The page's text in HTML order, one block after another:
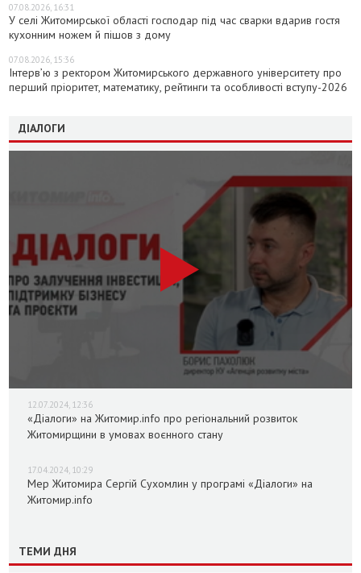
07.08.2026, 16:31
У селі Житомирської області господар під час сварки вдарив гостя
кухонним ножем й пішов з дому
07.08.2026, 15:36
Інтерв’ю з ректором Житомирського державного університету про
перший пріоритет, математику, рейтинги та особливості вступу-2026
ДІАЛОГИ
12.07.2024, 12:36
«Діалоги» на Житомир.info про регіональний розвиток
Житомирщини в умовах воєнного стану
17.04.2024, 10:29
Мер Житомира Сергій Сухомлин у програмі «Діалоги» на
Житомир.info
ТЕМИ ДНЯ